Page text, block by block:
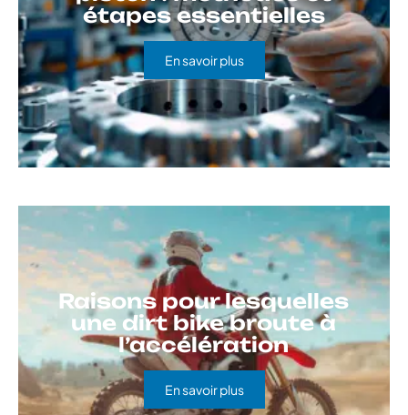
étapes essentielles
En savoir plus
Raisons pour lesquelles
une dirt bike broute à
l’accélération
En savoir plus